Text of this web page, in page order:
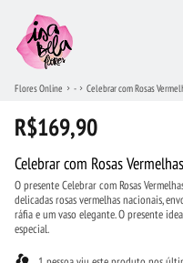
Flores Online - Celebrar com Rosas
R$169,90
Celebrar com Rosas Vermelhas
O presente Celebrar com Rosas
delicadas rosas vermelhas nacionais,
ráfia e um vaso elegante. O presente
especial.